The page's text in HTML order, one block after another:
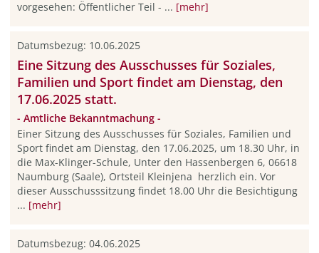
vorgesehen: Öffentlicher Teil - ... [mehr]
Datumsbezug: 10.06.2025
Eine Sitzung des Ausschusses für Soziales,
Familien und Sport findet am Dienstag, den
17.06.2025 statt.
- Amtliche Bekanntmachung -
Einer Sitzung des Ausschusses für Soziales, Familien und
Sport findet am Dienstag, den 17.06.2025, um 18.30 Uhr, in
die Max-Klinger-Schule, Unter den Hassenbergen 6, 06618
Naumburg (Saale), Ortsteil Kleinjena herzlich ein. Vor
dieser Ausschusssitzung findet 18.00 Uhr die Besichtigung
... [mehr]
Datumsbezug: 04.06.2025